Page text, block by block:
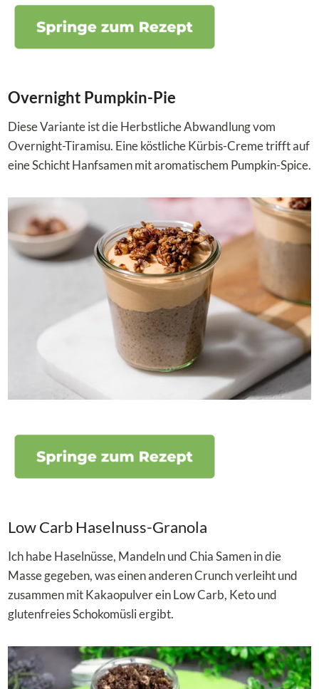
Overnight Pumpkin-Pie
Diese Variante ist die Herbstliche Abwandlung vom
Overnight-Tiramisu. Eine köstliche Kürbis-Creme trifft auf
eine Schicht Hanfsamen mit aromatischem Pumpkin-Spice.
Low Carb Haselnuss-Granola
Ich habe Haselnüsse, Mandeln und Chia Samen in die
Masse gegeben, was einen anderen Crunch verleiht und
zusammen mit Kakaopulver ein Low Carb, Keto und
glutenfreies Schokomüsli ergibt.